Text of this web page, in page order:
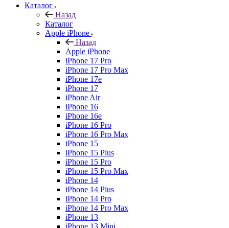
Каталог
Назад
Каталог
Apple iPhone
Назад
Apple iPhone
iPhone 17 Pro
iPhone 17 Pro Max
iPhone 17e
iPhone 17
iPhone Air
iPhone 16
iPhone 16e
iPhone 16 Pro
iPhone 16 Pro Max
iPhone 15
iPhone 15 Plus
iPhone 15 Pro
iPhone 15 Pro Max
iPhone 14
iPhone 14 Plus
iPhone 14 Pro
iPhone 14 Pro Max
iPhone 13
iPhone 13 Mini